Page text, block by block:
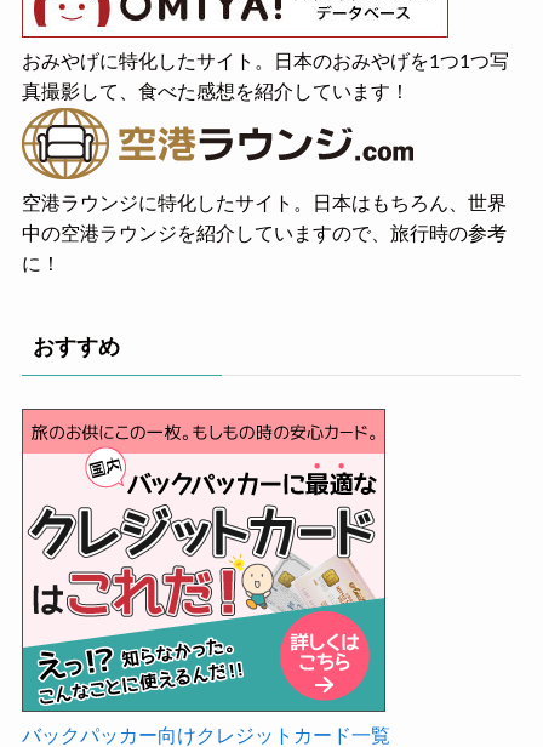
おみやげに特化したサイト。日本のおみやげを1つ1つ写
真撮影して、食べた感想を紹介しています！
空港ラウンジに特化したサイト。日本はもちろん、世界
中の空港ラウンジを紹介していますので、旅行時の参考
に！
おすすめ
バックパッカー向けクレジットカード一覧